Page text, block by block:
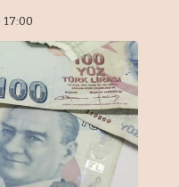
17:00